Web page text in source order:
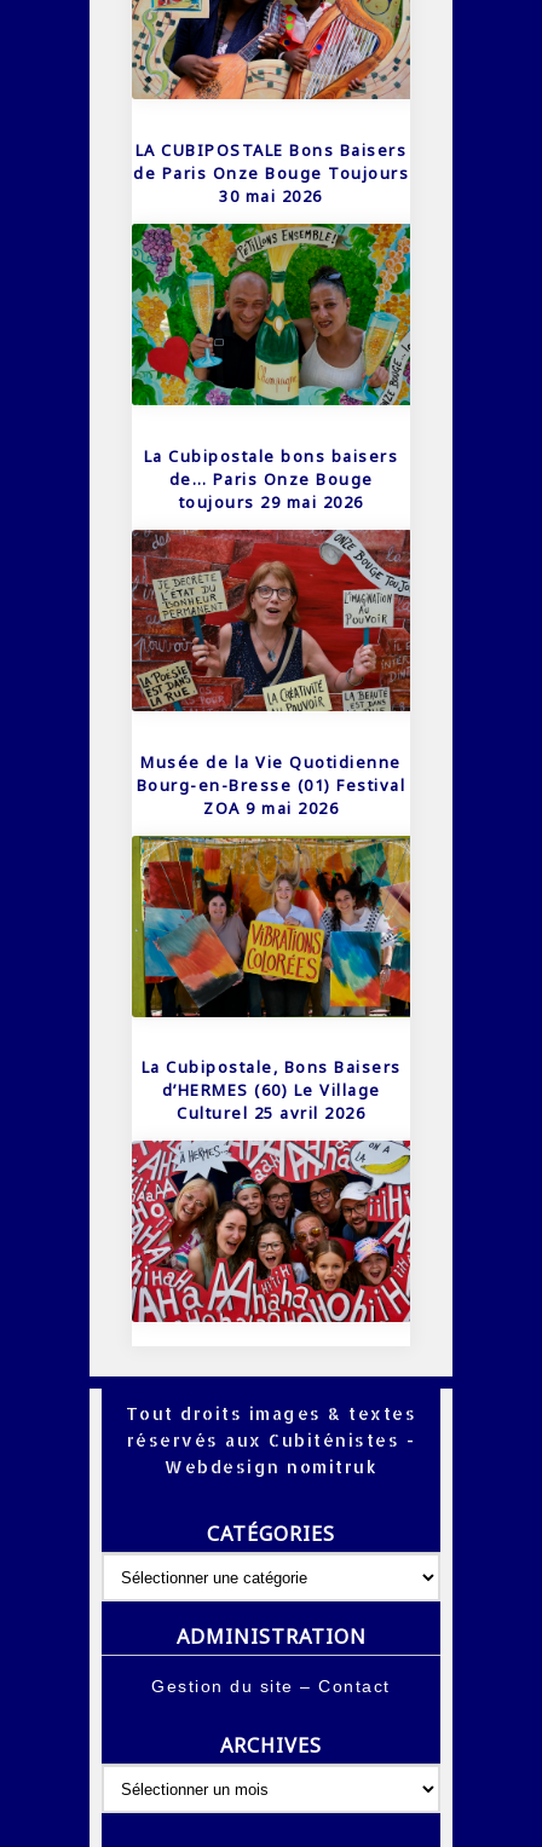
LA CUBIPOSTALE Bons Baisers
de Paris Onze Bouge Toujours
30 mai 2026
La Cubipostale bons baisers
de… Paris Onze Bouge
toujours 29 mai 2026
Musée de la Vie Quotidienne
Bourg-en-Bresse (01) Festival
ZOA 9 mai 2026
La Cubipostale, Bons Baisers
d’HERMES (60) Le Village
Culturel 25 avril 2026
Tout droits images & textes
réservés aux Cubiténistes -
Webdesign nomitruk
CATÉGORIES
ADMINISTRATION
Gestion du site –Contact
ARCHIVES